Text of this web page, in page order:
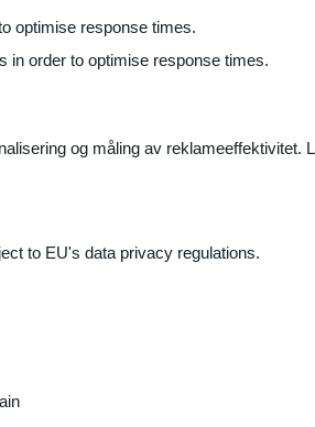
optimise response times.
in order to optimise response times.
og måling av
to EU's data privacy regulations.